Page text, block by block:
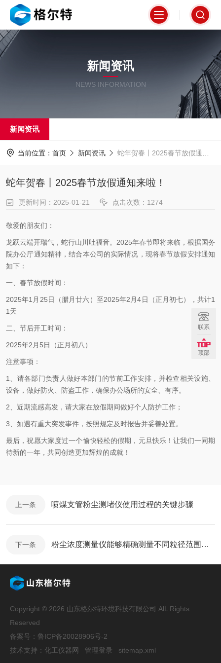
新闻资讯
NEWS INFORMATION
新闻资讯
当前位置： 首页 新闻资讯 蛇年贺春丨2025春节放假通知来啦！
蛇年贺春丨2025春节放假通知来啦！
更新时间：2025-01-21 点击次数：1274
敬爱的朋友们：
龙跃云端开瑞气，蛇行山川吐福音。2025年春节即将来临，根据国务
院办公厅通知精神，结合本公司的实际情况，现将春节放假安排通知
如下：
一、春节放假时间：
2025年1月25日（腊月廿六）至2025年2月4日（正月初七），共计1
1天
二、节后开工时间：
2025年2月5日（正月初八）
注意事项：
1、请各部门负责人做好本部门的节前工作安排，并检查相关设施、
设备，做好防火、防盗工作，确保办公场所的安全、有序。
2、近期流感高发，请大家在放假期间做好个人防护工作；
3、如遇有重大突发事件，按照规定及时报告并妥善处置。
最后，祝愿大家度过一个愉快轻松的假期，元旦快乐！让我们一同期
待新的一年，共同创造更加辉煌的成就！
上一条 喷煤支管粉尘测堵仪使用过程的关键步骤
下一条 粉尘浓度测量仪能够精确测量不同粒径范围的粉尘颗粒
Copyright © 2026 山东格尔特环境科技有限公司 AlL Rights
Reserved
备案号：鲁ICP备20028906号-2
技术支持： 化工仪器网 管理登录 sitemap.xml
联系
顶部